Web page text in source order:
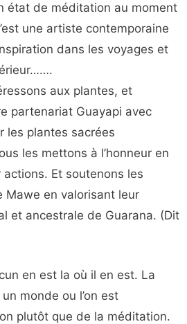
état de méditation au moment
une artiste contemporaine
dans les voyages et
aux plantes, et
partenariat Guayapi avec
les plantes sacrées
les mettons à l’honneur en
Et soutenons les
Mawe en valorisant leur
et ancestrale de Guarana. (Dit
en est la où il en est. La
monde ou l’on est
plutôt que de la méditation.